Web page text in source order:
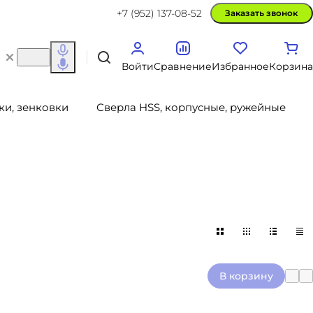
+7 (952) 137-08-52 Заказать звонок
ВойтиСравнениеИзбранноеКорзина
зенковки Сверла HSS, корпусные, ружейные
В корзину